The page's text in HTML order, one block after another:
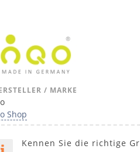
/ MARKE
Shop
Kennen Sie die richtige